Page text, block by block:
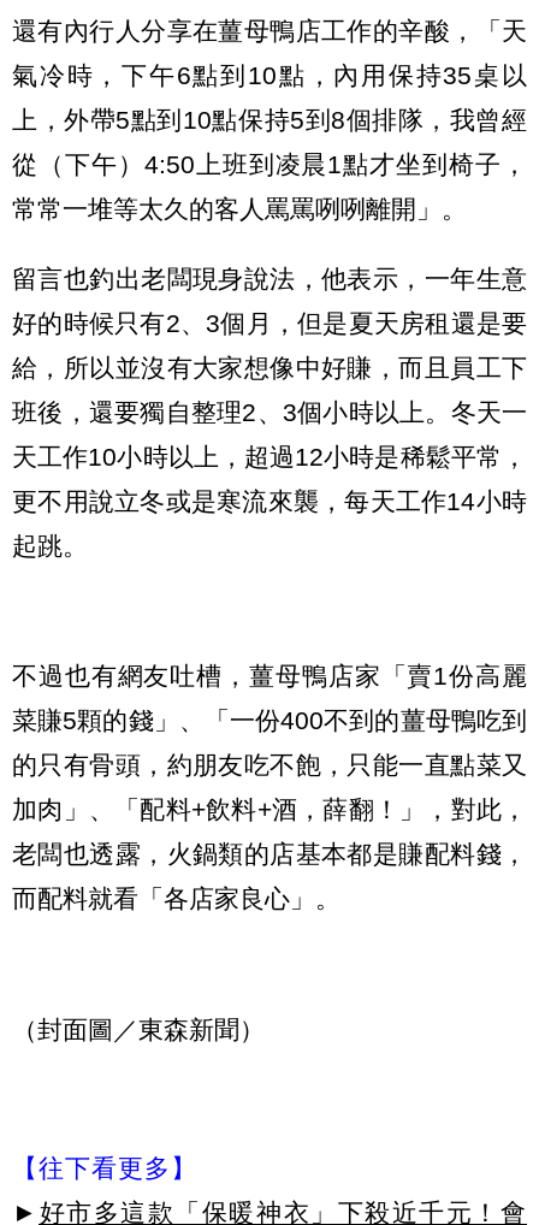
還有內行人分享在薑母鴨店工作的辛酸，「天
氣冷時，下午6點到10點，內用保持35桌以
上，外帶5點到10點保持5到8個排隊，我曾經
從（下午）4:50上班到凌晨1點才坐到椅子，
常常一堆等太久的客人罵罵咧咧離開」。
留言也釣出老闆現身說法，他表示，一年生意
好的時候只有2、3個月，但是夏天房租還是要
給，所以並沒有大家想像中好賺，而且員工下
班後，還要獨自整理2、3個小時以上。冬天一
天工作10小時以上，超過12小時是稀鬆平常，
更不用說立冬或是寒流來襲，每天工作14小時
起跳。
不過也有網友吐槽，薑母鴨店家「賣1份高麗
菜賺5顆的錢」、「一份400不到的薑母鴨吃到
的只有骨頭，約朋友吃不飽，只能一直點菜又
加肉」、「配料+飲料+酒，薛翻！」，對此，
老闆也透露，火鍋類的店基本都是賺配料錢，
而配料就看「各店家良心」。
（封面圖／東森新聞）
【往下看更多】
► 好市多這款「保暖神衣」下殺近千元！會